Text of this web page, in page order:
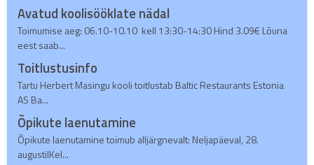
Avatud koolisööklate nädal
Toimumise aeg: 06.10-10.10 kell 13:30-14:30 Hind 3.09€ Lõuna
eest saab...
Toitlustusinfo
Tartu Herbert Masingu kooli toitlustab Baltic Restaurants Estonia
AS Ba...
Õpikute laenutamine
Õpikute laenutamine toimub alljärgnevalt: Neljapäeval, 28.
augustilKel...